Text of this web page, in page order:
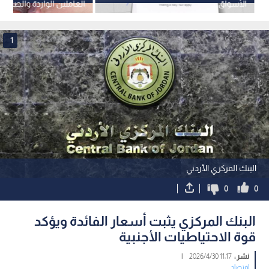
العاملين الواردة
الأول من عام 2026
الأسواق
البنك المركزي الأردني
1
0
0
البنك المركزي يثبت أسعار الفائدة ويؤكد
قوة الاحتياطيات الأجنبية
نشر :11:17 2026/4/30
|
اقتصاد